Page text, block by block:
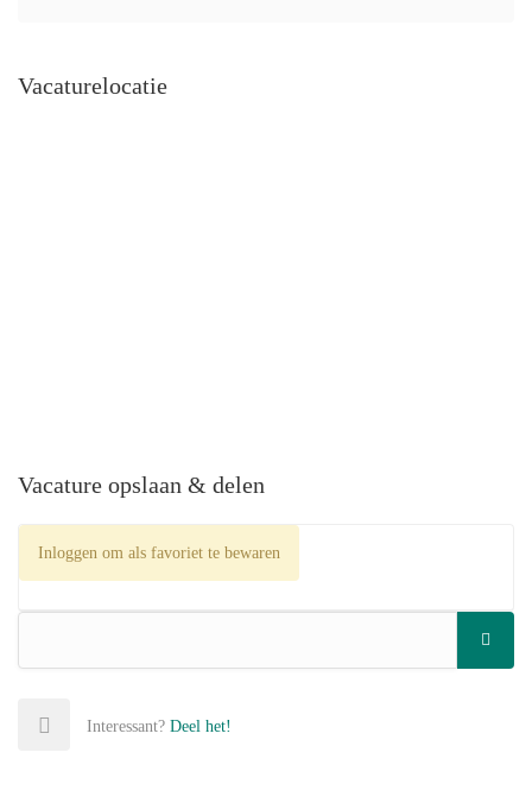
Vacaturelocatie
Vacature opslaan & delen
Inloggen om als favoriet te bewaren
Interessant? Deel het!